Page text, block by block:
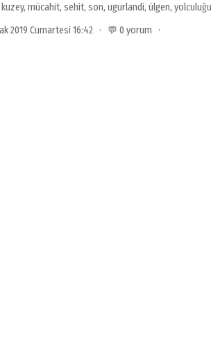
kuzey, mücahit, sehit, son, ugurlandi, ülgen,
2019 Cumartesi 16:42 · 💬 0 yorum ·